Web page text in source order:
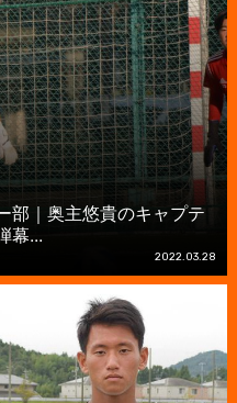
部｜奥主悠貴のキャプテ
幕...
2022.03.28